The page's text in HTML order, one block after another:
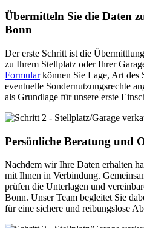
Übermitteln Sie die Daten
Bonn
Der erste Schritt ist die
zu Ihrem Stellplatz oder Ihrer
Formularkönnen Sie Lage, Art des
eventuelle Sondernutzungsrechte
als Grundlage für unsere erste
Persönliche Beratung und
Nachdem wir Ihre Daten erhalten
mit Ihnen in Verbindung.
prüfen die Unterlagen und
Bonn. Unser Team begleitet Sie
für eine sichere und reibungslose